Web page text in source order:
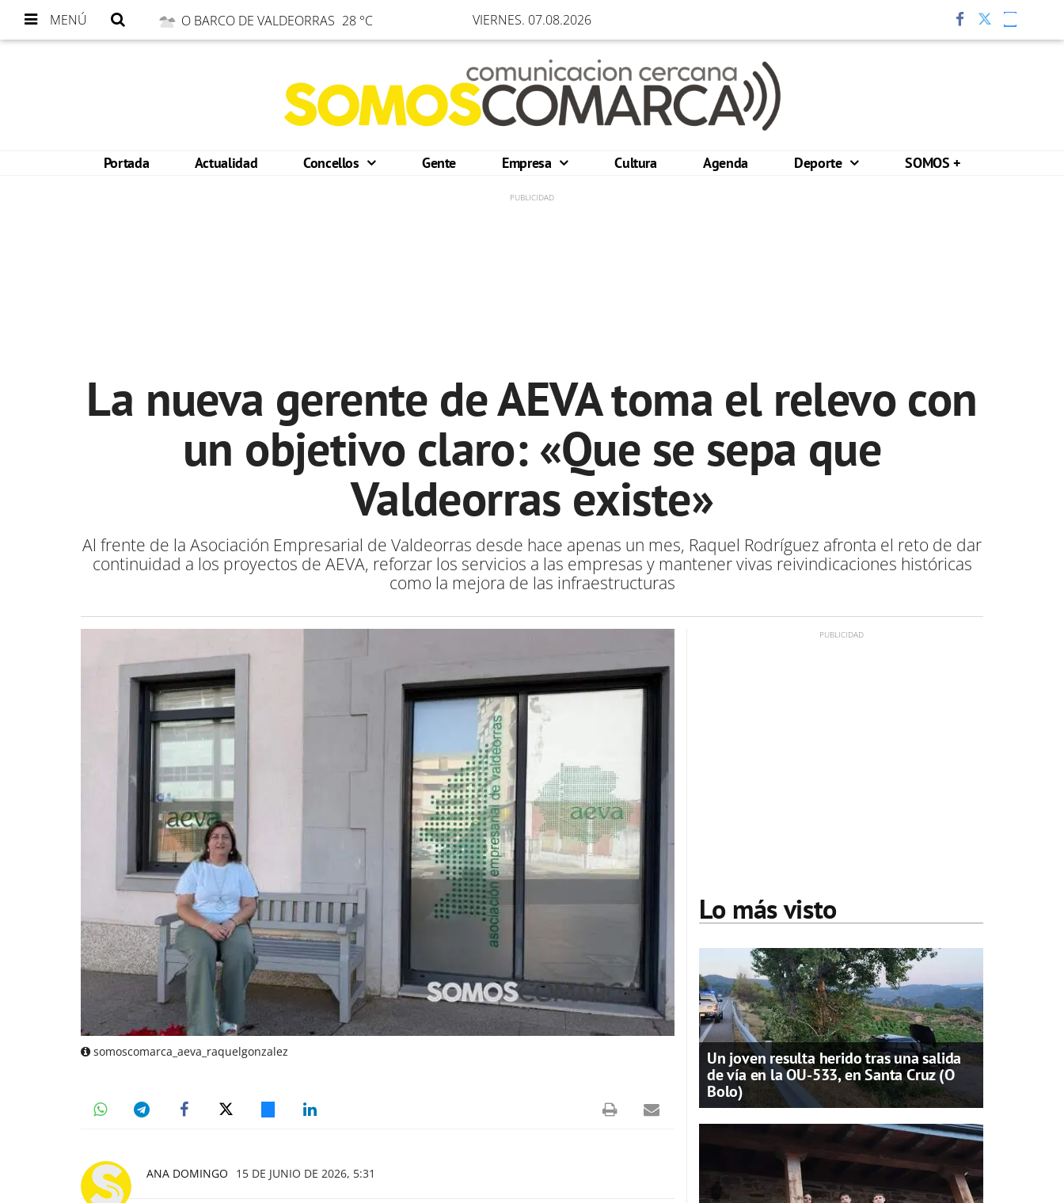
MENÚ O BARCO DE VALDEORRAS 28 °C VIERNES. 07.08.2026
Portada Actualidad Concellos Gente Empresa Cultura Agenda Deporte SOMOS +
La nueva gerente de AEVA toma el relevo con
un objetivo claro: «Que se sepa que
Valdeorras existe»
Al frente de la Asociación Empresarial de Valdeorras desde hace apenas un mes, Raquel Rodríguez afronta el reto de dar
continuidad a los proyectos de AEVA, reforzar los servicios a las empresas y mantener vivas reivindicaciones históricas
como la mejora de las infraestructuras
somoscomarca_aeva_raquelgonzalez
ANA DOMINGO 15 DE JUNIO DE 2026, 5:31
Lo más visto
Un joven resulta herido tras una salida
de vía en la OU-533, en Santa Cruz (O
Bolo)